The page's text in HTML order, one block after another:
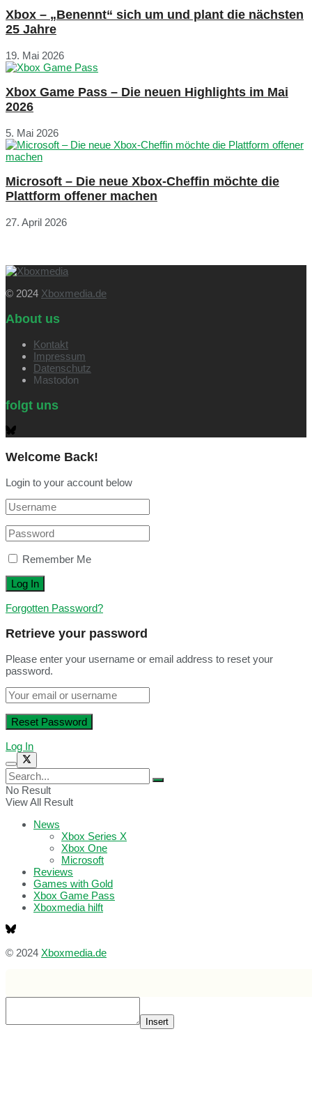
Xbox – „Benennt“ sich um und plant die nächsten
25 Jahre
19. Mai 2026
Xbox Game Pass – Die neuen Highlights im Mai
2026
5. Mai 2026
Microsoft – Die neue Xbox-Cheffin möchte die
Plattform offener machen
27. April 2026
© 2024 Xboxmedia.de
About us
Kontakt
Impressum
Datenschutz
Mastodon
folgt uns
Welcome Back!
Login to your account below
Remember Me
Forgotten Password?
Retrieve your password
Please enter your username or email address to reset your
password.
Log In
No Result
View All Result
News
Xbox Series X
Xbox One
Microsoft
Reviews
Games with Gold
Xbox Game Pass
Xboxmedia hilft
© 2024 Xboxmedia.de
Insert